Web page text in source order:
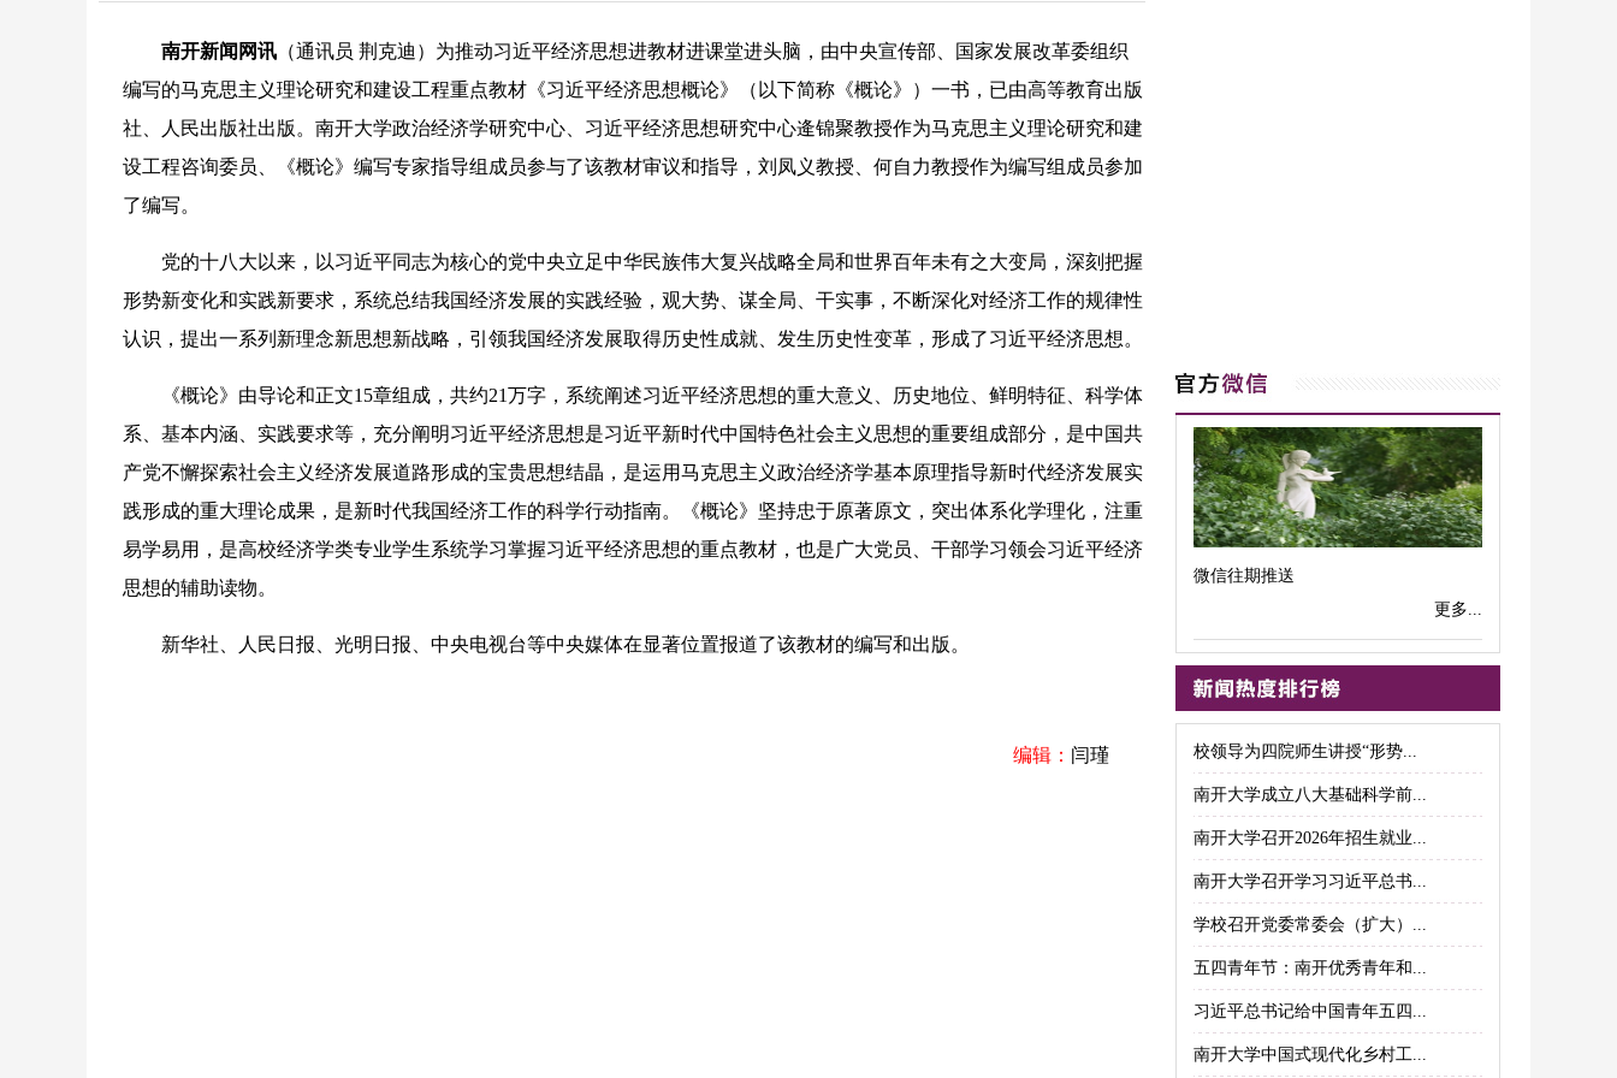
南开新闻网讯 （通讯员 荆克迪）为推动习近平经济思想进教材进课堂进头脑，由中央宣传部、国家发展改革委组织
编写的马克思主义理论研究和建设工程重点教材《习近平经济思想概论》（以下简称《概论》）一书，已由高等教育出版
社、人民出版社出版。南开大学政治经济学研究中心、习近平经济思想研究中心逄锦聚教授作为马克思主义理论研究和建
设工程咨询委员、《概论》编写专家指导组成员参与了该教材审议和指导，刘凤义教授、何自力教授作为编写组成员参加
了编写。
党的十八大以来，以习近平同志为核心的党中央立足中华民族伟大复兴战略全局和世界百年未有之大变局，深刻把握
形势新变化和实践新要求，系统总结我国经济发展的实践经验，观大势、谋全局、干实事，不断深化对经济工作的规律性
认识，提出一系列新理念新思想新战略，引领我国经济发展取得历史性成就、发生历史性变革，形成了习近平经济思想。
《概论》由导论和正文15章组成，共约21万字，系统阐述习近平经济思想的重大意义、历史地位、鲜明特征、科学体
系、基本内涵、实践要求等，充分阐明习近平经济思想是习近平新时代中国特色社会主义思想的重要组成部分，是中国共
产党不懈探索社会主义经济发展道路形成的宝贵思想结晶，是运用马克思主义政治经济学基本原理指导新时代经济发展实
践形成的重大理论成果，是新时代我国经济工作的科学行动指南。《概论》坚持忠于原著原文，突出体系化学理化，注重
易学易用，是高校经济学类专业学生系统学习掌握习近平经济思想的重点教材，也是广大党员、干部学习领会习近平经济
思想的辅助读物。
新华社、人民日报、光明日报、中央电视台等中央媒体在显著位置报道了该教材的编写和出版。
编辑： 闫瑾
微信往期推送
更多...
校领导为四院师生讲授“形势...
南开大学成立八大基础科学前...
南开大学召开2026年招生就业...
南开大学召开学习习近平总书...
学校召开党委常委会（扩大）...
五四青年节：南开优秀青年和...
习近平总书记给中国青年五四...
南开大学中国式现代化乡村工...